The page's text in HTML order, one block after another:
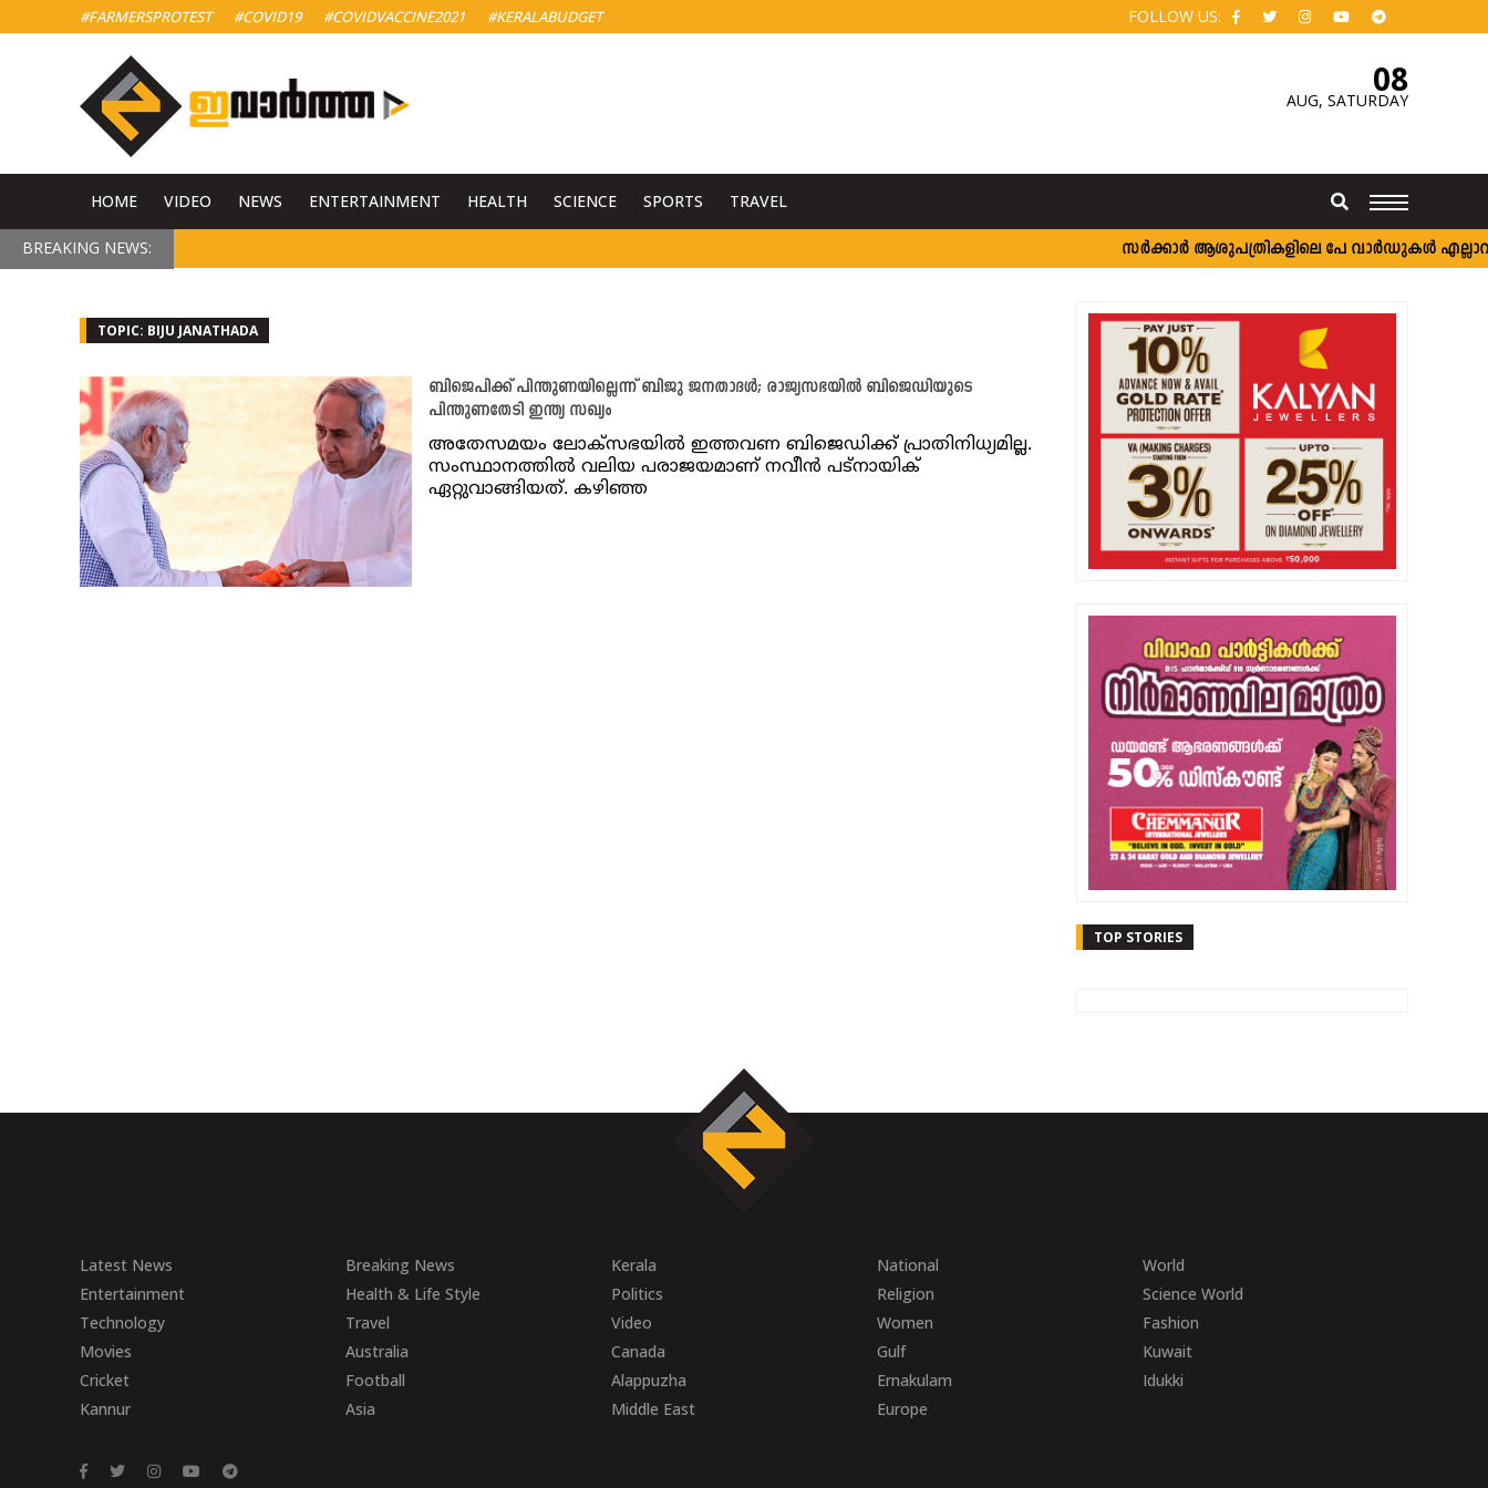
#FARMERSPROTEST #COVID19 #COVIDVACCINE2021 #KERALABUDGET FOLLOW US:
08
AUG, SATURDAY
HOME VIDEO NEWS ENTERTAINMENT HEALTH SCIENCE SPORTS TRAVEL
BREAKING NEWS: സർക്കാർ ആശുപത്രികളിലെ പേ വാർഡുകൾ
TOPIC: BIJU JANATHADA
ബിജെപിക്ക് പിന്തുണയില്ലെന്ന് ബിജു ജനതാദൾ; രാജ്യസഭയിൽ ബിജെഡിയുടെ
പിന്തുണതേടി ഇന്ത്യ സഖ്യം
അതേസമയം ലോക്സഭയിൽ ഇത്തവണ ബിജെഡിക്ക് പ്രാതിനിധ്യമില്ല.
സംസ്ഥാനത്തിൽ വലിയ പരാജയമാണ് നവീൻ പട്‍നായിക്
ഏറ്റുവാങ്ങിയത്. കഴിഞ്ഞ
TOP STORIES
Latest News Breaking News Kerala National
World
Entertainment
Health & Life Style Politics Religion
Science World
Technology
Travel Video Women
Fashion
Movies
Australia Canada Gulf
Kuwait
Cricket
Football Alappuzha Ernakulam
Idukki
Kannur
Asia Middle East Europe